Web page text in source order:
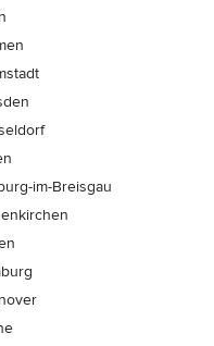
im-Breisgau